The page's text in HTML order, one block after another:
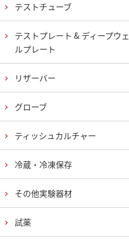
テストチューブ
テストプレート & ディープウェ
ルプレート
リザーバー
グローブ
ティッシュカルチャー
冷蔵・冷凍保存
その他実験器材
試薬